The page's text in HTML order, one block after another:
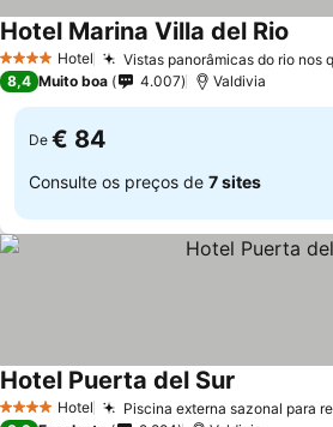
4 EstrelasHotel Vistas panorâmicas do rio nos
Hotel Marina Villa del Rio
8,4 Muito boa 4.007 Valdivia
De € 84
Consulte os preços de 7 sites
4 EstrelasHotel Piscina externa sazonal para
Hotel Puerta del Sur